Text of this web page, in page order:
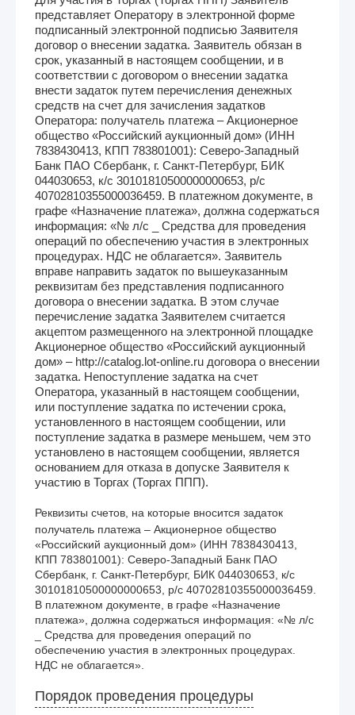
представляет Оператору в электронной форме
подписанный электронной подписью Заявителя
договор о внесении задатка. Заявитель обязан в
срок, указанный в настоящем сообщении, и в
соответствии с договором о внесении задатка
внести задаток путем перечисления денежных
средств на счет для зачисления задатков
Оператора: получатель платежа – Акционерное
общество «Российский аукционный дом» (ИНН
7838430413, КПП 783801001): Северо-Западный
Банк ПАО Сбербанк, г. Санкт-Петербург, БИК
044030653, к/с 30101810500000000653, р/с
40702810355000036459. В платежном документе, в
графе «Назначение платежа», должна содержаться
информация: «№ л/с _ Средства для проведения
операций по обеспечению участия в электронных
процедурах. НДС не облагается». Заявитель
вправе направить задаток по вышеуказанным
реквизитам без представления подписанного
договора о внесении задатка. В этом случае
перечисление задатка Заявителем считается
акцептом размещенного на электронной площадке
Акционерное общество «Российский аукционный
дом» – http://catalog.lot-online.ru договора о внесении
задатка. Непоступление задатка на счет
Оператора, указанный в настоящем сообщении,
или поступление задатка по истечении срока,
установленного в настоящем сообщении, или
поступление задатка в размере меньшем, чем это
установлено в настоящем сообщении, является
основанием для отказа в допуске Заявителя к
участию в Торгах (Торгах ППП).
Реквизиты счетов, на которые вносится задаток
получатель платежа – Акционерное общество
«Российский аукционный дом» (ИНН 7838430413,
КПП 783801001): Северо-Западный Банк ПАО
Сбербанк, г. Санкт-Петербург, БИК 044030653, к/с
30101810500000000653, р/с 40702810355000036459.
В платежном документе, в графе «Назначение
платежа», должна содержаться информация: «№ л/с
_ Средства для проведения операций по
обеспечению участия в электронных процедурах.
НДС не облагается».
Порядок проведения процедуры